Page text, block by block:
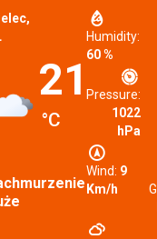
21
°C
Humidity:
60 %
Pressure:
1022
hPa
Wind: 9
Km/h